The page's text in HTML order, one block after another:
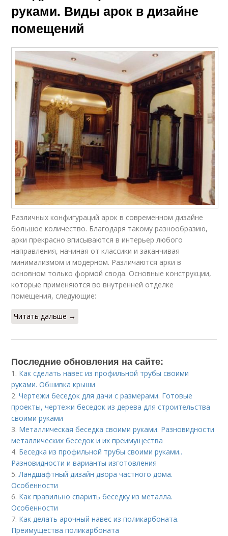
руками. Виды арок в дизайне
помещений
Различных конфигураций арок в современном дизайне
большое количество. Благодаря такому разнообразию,
арки прекрасно вписываются в интерьер любого
направления, начиная от классики и заканчивая
минимализмом и модерном. Различаются арки в
основном только формой свода. Основные конструкции,
которые применяются во внутренней отделке
помещения, следующие:
Читать дальше →
Последние обновления на сайте:
1. Как сделать навес из профильной трубы своими
руками. Обшивка крыши
2.Чертежи беседок для дачи с размерами. Готовые
проекты, чертежи беседок из дерева для строительства
своими руками
3. Металлическая беседка своими руками. Разновидности
металлических беседок и их преимущества
4. Беседка из профильной трубы своими руками..
Разновидности и варианты изготовления
5.Ландшафтный дизайн двора частного дома.
Особенности
6. Как правильно сварить беседку из металла.
Особенности
7. Как делать арочный навес из поликарбоната.
Преимущества поликарбоната